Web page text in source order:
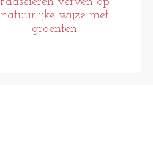
natuurlijke wijze met
groenten